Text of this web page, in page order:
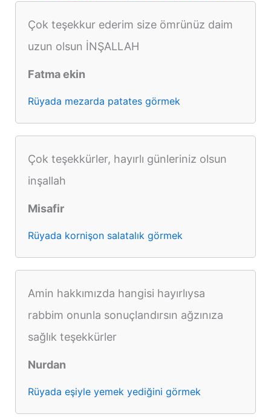
Çok teşekkur ederim size ömrünüz daim
uzun olsun İNŞALLAH
Fatma ekin
Rüyada mezarda patates görmek
Çok teşekkürler, hayırlı günleriniz olsun
inşallah
Misafir
Rüyada kornişon salatalık görmek
Amin hakkımızda hangisi hayırlıysa
rabbim onunla sonuçlandırsın ağzınıza
sağlık teşekkürler
Nurdan
Rüyada eşiyle yemek yediğini görmek